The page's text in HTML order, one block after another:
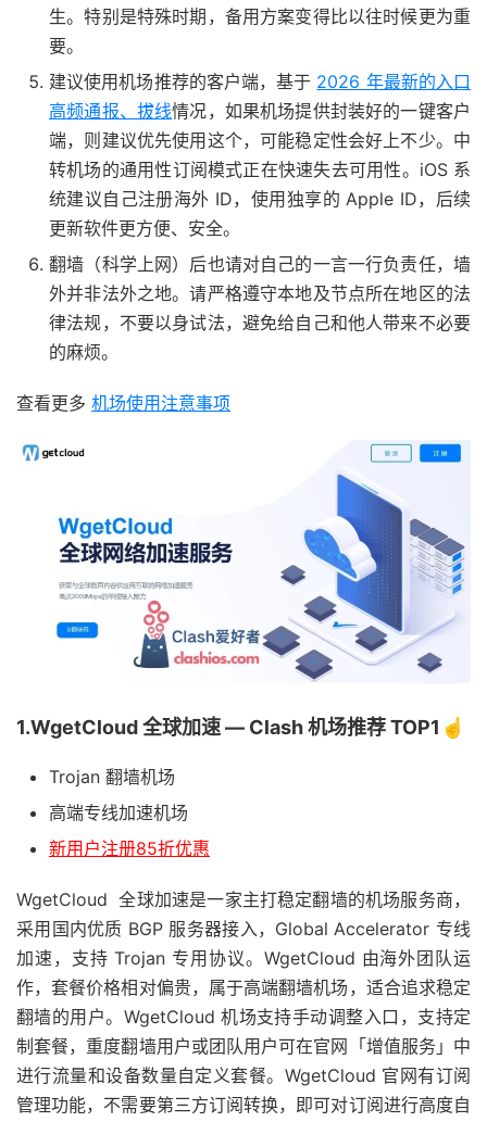
生。特别是特殊时期，备用方案变得比以往时候更为重
要。
建议使用机场推荐的客户端，基于 2026 年最新的入口
高频通报、拔线情况，如果机场提供封装好的一键客户
端，则建议优先使用这个，可能稳定性会好上不少。中
转机场的通用性订阅模式正在快速失去可用性。iOS 系
统建议自己注册海外 ID，使用独享的 Apple ID，后续
更新软件更方便、安全。
翻墙（科学上网）后也请对自己的一言一行负责任，墙
外并非法外之地。请严格遵守本地及节点所在地区的法
律法规，不要以身试法，避免给自己和他人带来不必要
的麻烦。
查看更多 机场使用注意事项
1.WgetCloud 全球加速 — Clash 机场推荐 TOP1☝️
Trojan 翻墙机场
高端专线加速机场
新用户注册85折优惠
WgetCloud 全球加速是一家主打稳定翻墙的机场服务商，
采用国内优质 BGP 服务器接入，Global Accelerator 专线
加速，支持 Trojan 专用协议。WgetCloud 由海外团队运
作，套餐价格相对偏贵，属于高端翻墙机场，适合追求稳定
翻墙的用户。WgetCloud 机场支持手动调整入口，支持定
制套餐，重度翻墙用户或团队用户可在官网「增值服务」中
进行流量和设备数量自定义套餐。WgetCloud 官网有订阅
管理功能，不需要第三方订阅转换，即可对订阅进行高度自